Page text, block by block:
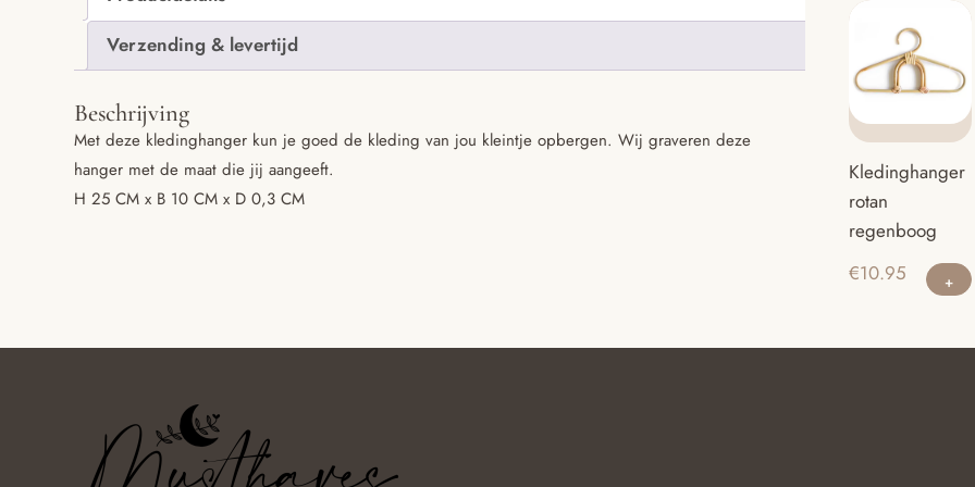
Verzending & levertijd
Beschrijving
Met deze kledinghanger kun je goed de kleding van jou kleintje opbergen. Wij graveren deze
hanger met de maat die jij aangeeft.
H 25 CM x B 10 CM x D 0,3 CM
Kledinghanger
rotan
regenboog
€10.95